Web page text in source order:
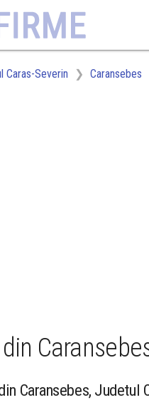
Caras-Severin Caransebes
Caransebes,